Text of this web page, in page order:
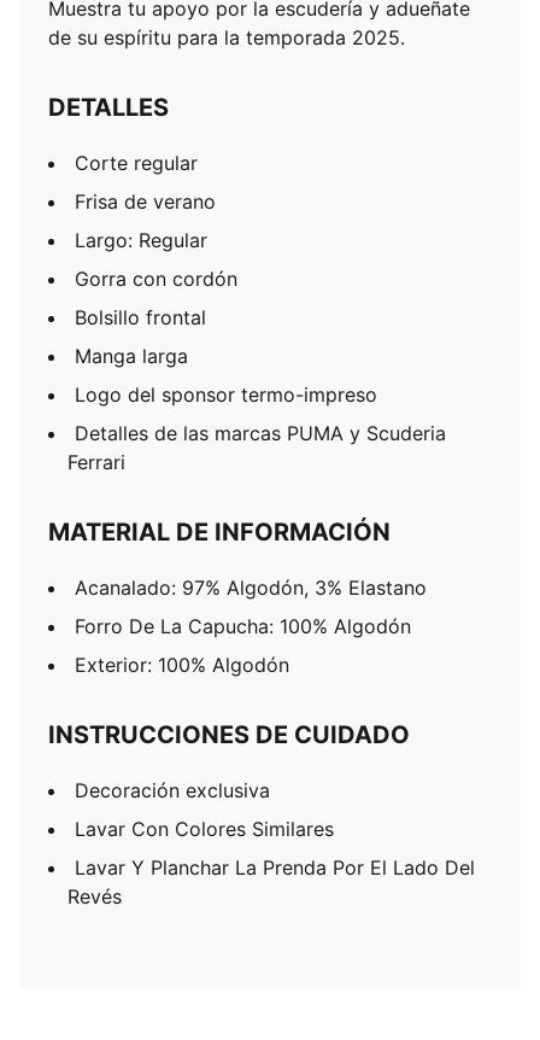
Muestra tu apoyo por la escudería y adueñate
de su espíritu para la temporada 2025.
DETALLES
Corte regular
Frisa de verano
Largo: Regular
Gorra con cordón
Bolsillo frontal
Manga larga
Logo del sponsor termo-impreso
Detalles de las marcas PUMA y Scuderia
Ferrari
MATERIAL DE INFORMACIÓN
Acanalado: 97% Algodón, 3% Elastano
Forro De La Capucha: 100% Algodón
Exterior: 100% Algodón
INSTRUCCIONES DE CUIDADO
Decoración exclusiva
Lavar Con Colores Similares
Lavar Y Planchar La Prenda Por El Lado Del
Revés